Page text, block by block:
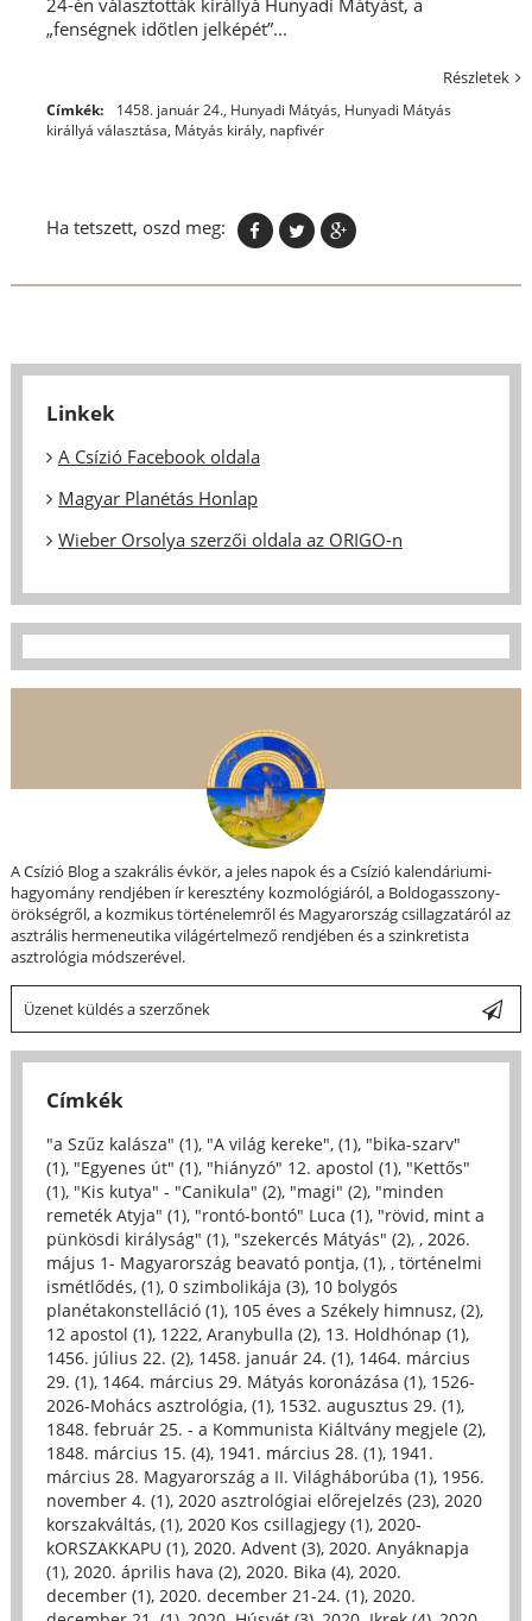
„fenségnek időtlen jelképét”...
Részletek
Címkék: 1458. január 24., Hunyadi Mátyás, Hunyadi Mátyás
királlyá választása, Mátyás király, napfivér
Ha tetszett, oszd meg:
Linkek
A Csízió Facebook oldala
Magyar Planétás Honlap
Wieber Orsolya szerzői oldala az ORIGO-n
A Csízió Blog a szakrális évkör, a jeles napok és a Csízió kalendáriumi-
hagyomány rendjében ír keresztény kozmológiáról, a Boldogasszony-
örökségről, a kozmikus történelemről és Magyarország csillagzatáról az
asztrális hermeneutika világértelmező rendjében és a szinkretista
asztrológia módszerével.
Üzenet küldés a szerzőnek
Címkék
"a Szűz kalásza" (1), "A világ kereke", (1), "bika-szarv"
(1), "Egyenes út" (1), "hiányzó" 12. apostol (1), "Kettős"
(1), "Kis kutya" - "Canikula" (2), "magi" (2), "minden
remeték Atyja" (1), "rontó-bontó" Luca (1), "rövid, mint a
pünkösdi királyság" (1), "szekercés Mátyás" (2), , 2026.
május 1- Magyarország beavató pontja, (1), , történelmi
ismétlődés, (1), 0 szimbolikája (3), 10 bolygós
planétakonstelláció (1), 105 éves a Székely himnusz, (2),
12 apostol (1), 1222, Aranybulla (2), 13. Holdhónap (1),
1456. július 22. (2), 1458. január 24. (1), 1464. március
29. (1), 1464. március 29. Mátyás koronázása (1), 1526-
2026-Mohács asztrológia, (1), 1532. augusztus 29. (1),
1848. február 25. - a Kommunista Kiáltvány megjele (2),
1848. március 15. (4), 1941. március 28. (1), 1941.
március 28. Magyarország a II. Világháborúba (1), 1956.
november 4. (1), 2020 asztrológiai előrejelzés (23), 2020
korszakváltás, (1), 2020 Kos csillagjegy (1), 2020-
kORSZAKKAPU (1), 2020. Advent (3), 2020. Anyáknapja
(1), 2020. április hava (2), 2020. Bika (4), 2020.
december (1), 2020. december 21-24. (1), 2020.